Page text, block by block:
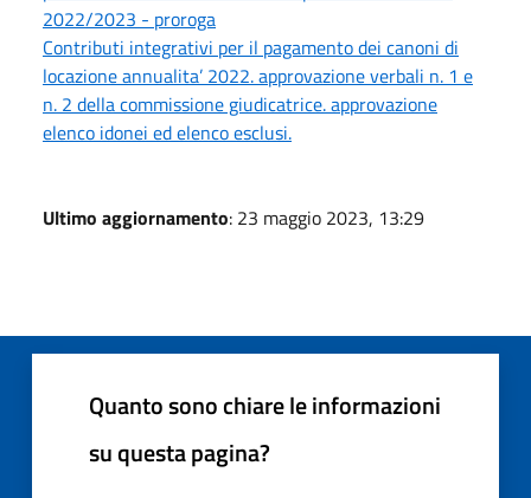
2022/2023 - proroga
Contributi integrativi per il pagamento dei canoni di
locazione annualita’ 2022. approvazione verbali n. 1 e
n. 2 della commissione giudicatrice. approvazione
elenco idonei ed elenco esclusi.
Ultimo aggiornamento: 23 maggio 2023, 13:29
Quanto sono chiare le informazioni
su questa pagina?